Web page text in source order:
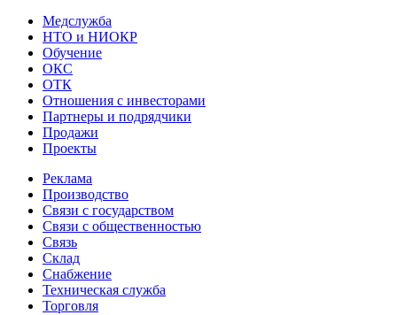
Медслужба
НТО и НИОКР
Обучение
ОКС
ОТК
Отношения с инвесторами
Партнеры и подрядчики
Продажи
Проекты
Реклама
Производство
Связи с государством
Связи с общественностью
Связь
Склад
Снабжение
Техническая служба
Торговля